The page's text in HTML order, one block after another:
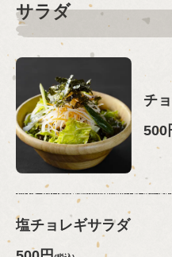
サラダ
チ
500
塩チョレギサラダ
https://yappa.owst.jp/foods
お店情報